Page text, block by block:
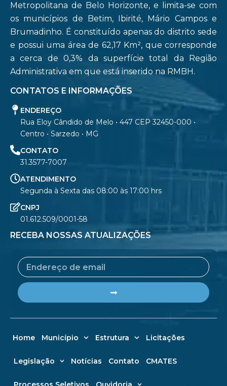
Metropolitana de Belo Horizonte, e limita-se com
os municípios de Betim, Ibirité, Mário Campos e
Brumadinho. É constituído apenas do distrito sede
e possui uma área de 62,17 Km², que corresponde
a cerca de 0,3% da superfície total da Região
Administrativa em que está inserido na RMBH.
CONTATOS E INFORMAÇÕES
ENDEREÇO
Rua Eloy Cândido de Melo • 447 CEP 32450-000 •
Centro • Sarzedo • MG
CONTATO
31.3577-7007
ATENDIMENTO
Segunda à Sexta das 08:00 às 17:00 hrs
CNPJ
01.612.509/0001-58
RECEBA NOSSAS ATUALIZAÇÕES
Email
Home Município Estrutura Licitações
Legislação Notícias Contato CMATES